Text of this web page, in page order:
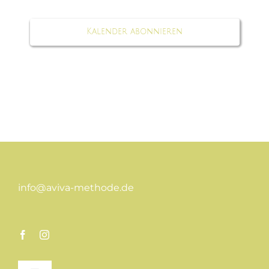
Kalender abonnieren
info@aviva-methode.de